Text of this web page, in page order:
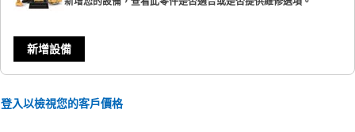
新增設備
登入以檢視您的客戶價格